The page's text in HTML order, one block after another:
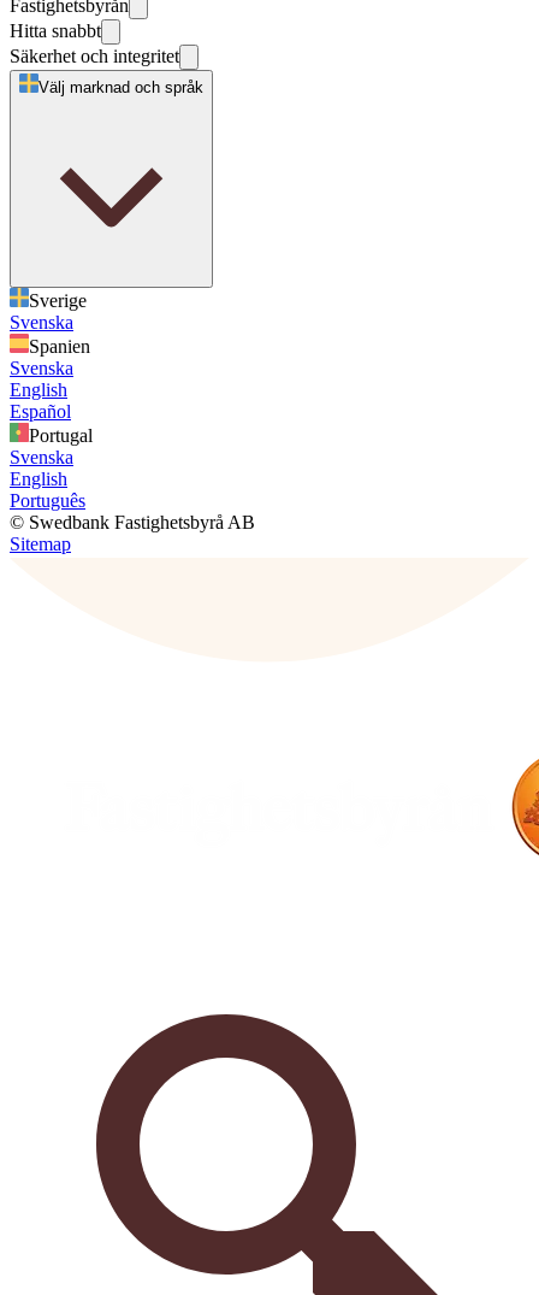
Fastighetsbyrån
Hitta snabbt
Säkerhet och integritet
Välj marknad och språk
Sverige
Svenska
Spanien
Svenska
English
Español
Portugal
Svenska
English
Português
© Swedbank Fastighetsbyrå AB
Sitemap